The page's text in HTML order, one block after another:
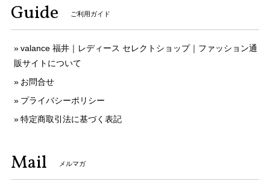
Guide ご利用ガイド
valance 福井｜レディース セレクトショップ｜ファッション通
販サイトについて
お問合せ
プライバシーポリシー
特定商取引法に基づく表記
Mail メルマガ